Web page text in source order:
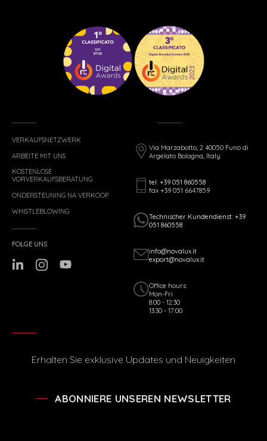
VERKAUFSNETZWERK
ARBEITE MIT UNS
KOSTENLOSE
VORVERKAUFSBERATUNG
ONDERSTEUNING NA VERKOOP
WHISTLEBLOWING
Via Marzabotto, 2 40050 Funo di
Argelato Bologna, Italy
tel: +39 051 860558
fax +39 051 6647859
Technischer Kundendienst: +39
051 860558
info@novalux.it
export@novalux.it
Office hours:
Mon-Fri
8:00 - 12:30
13:30 - 17:00
FOLGE UNS
Erhalten Sie exklusive Updates und Neuigkeiten
ABONNIERE UNSEREN NEWSLETTER